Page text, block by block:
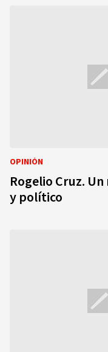
OPINIÓN
Rogelio Cruz.
y político